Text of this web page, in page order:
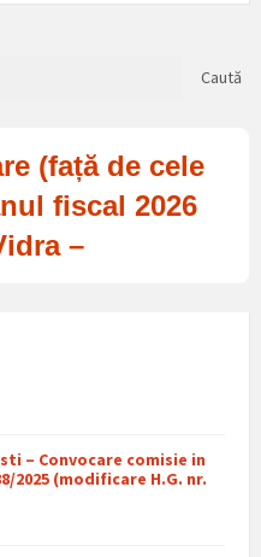
Caută
(față de cele
fiscal 2026
–
– Convocare comisie in
2025 (modificare H.G. nr.